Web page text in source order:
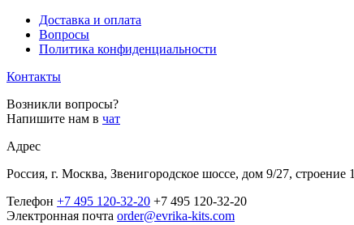
Доставка и оплата
Вопросы
Политика конфиденциальности
Контакты
Возникли вопросы?
Напишите нам в чат
Адрес
Россия, г. Москва, Звенигородское шоссе, дом 9/27, строение 1
Телефон +7 495 120-32-20 +7 495 120-32-20
Электронная почта order@evrika-kits.com